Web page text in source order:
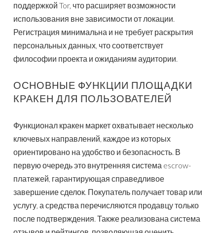
поддержкой Tor, что расширяет возможности
использования вне зависимости от локации.
Регистрация минимальна и не требует раскрытия
персональных данных, что соответствует
философии проекта и ожиданиям аудитории.
ОСНОВНЫЕ ФУНКЦИИ ПЛОЩАДКИ
КРАКЕН ДЛЯ ПОЛЬЗОВАТЕЛЕЙ
Функционал кракен маркет охватывает несколько
ключевых направлений, каждое из которых
ориентировано на удобство и безопасность. В
первую очередь это внутренняя система escrow-
платежей, гарантирующая справедливое
завершение сделок. Покупатель получает товар или
услугу, а средства перечисляются продавцу только
после подтверждения. Также реализована система